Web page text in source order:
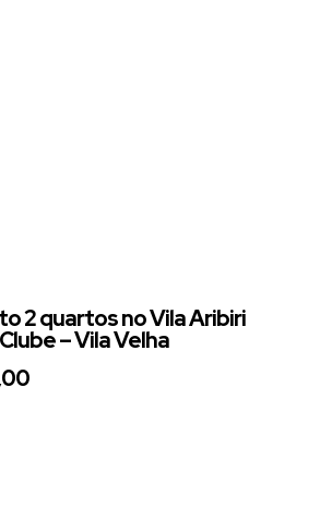
2 quartos no Vila Aribiri
– Vila Velha